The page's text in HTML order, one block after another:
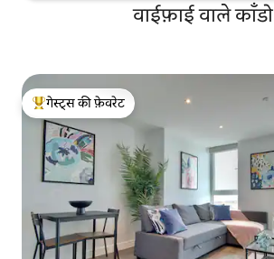
वाईफ़ाई वाले काँडो
गेस्ट्स का टॉप फ़ेवरेट
गेस्ट्स की फ़ेवरेट